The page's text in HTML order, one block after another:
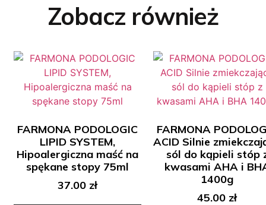
Zobacz również
FARMONA PODOLOGIC
LIPID SYSTEM,
Hipoalergiczna maść na
spękane stopy 75ml
37.00 zł
FARMONA
ACID Silnie
sól do kąpieli stóp
kwasami AHA i
1400g
45.00 zł